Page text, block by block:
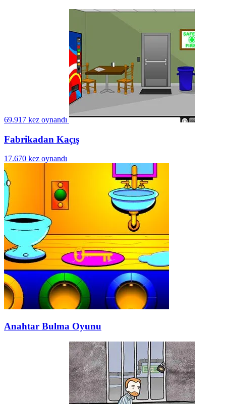
69.917 kez oynandı
Fabrikadan Kaçış
17.670 kez oynandı
Anahtar Bulma Oyunu